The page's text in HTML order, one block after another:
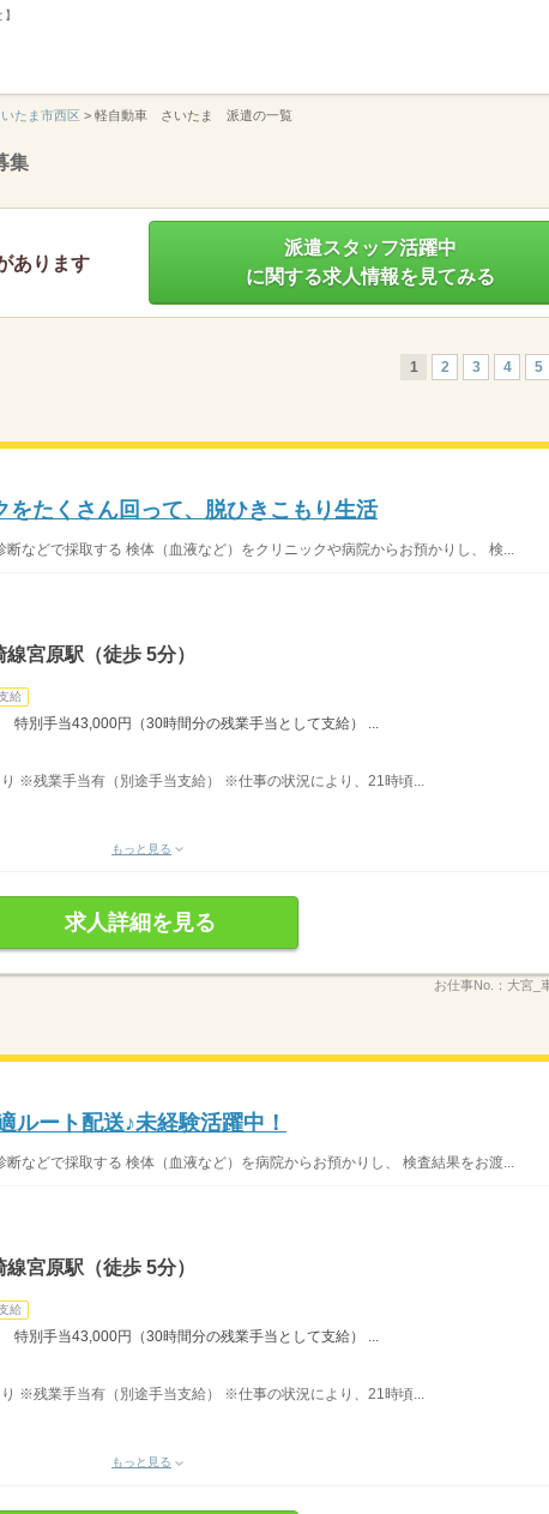
いたま市西区 > 軽自動車 さいたま 派遣の一覧
集
あります
派遣スタッフ活躍中
に関する求人情報を見てみる
1 2 3 4 5
をたくさん回って、脱ひきこもり生活
断などで採取する 検体（血液など）をクリニックや病院からお預かりし、 検...
宮原駅（徒歩 5分）
給
特別手当43,000円（30時間分の残業手当として支給） ...
※残業手当有（別途手当支給） ※仕事の状況により、21時頃...
もっと見る
求人詳細を見る
お仕事No.： 大宮_
ルート配送♪未経験活躍中！
断などで採取する 検体（血液など）を病院からお預かりし、 検査結果をお渡...
宮原駅（徒歩 5分）
給
特別手当43,000円（30時間分の残業手当として支給） ...
※残業手当有（別途手当支給） ※仕事の状況により、21時頃...
もっと見る